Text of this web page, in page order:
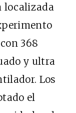
localizada
368
y ultra
Los
el